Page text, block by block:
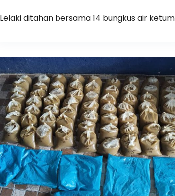
Lelaki ditahan bersama 14 bungkus air ketum